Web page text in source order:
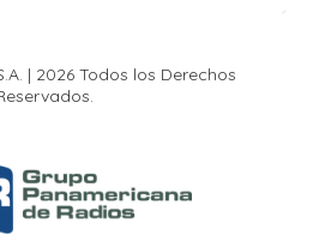
| 2026 Todos los Derechos